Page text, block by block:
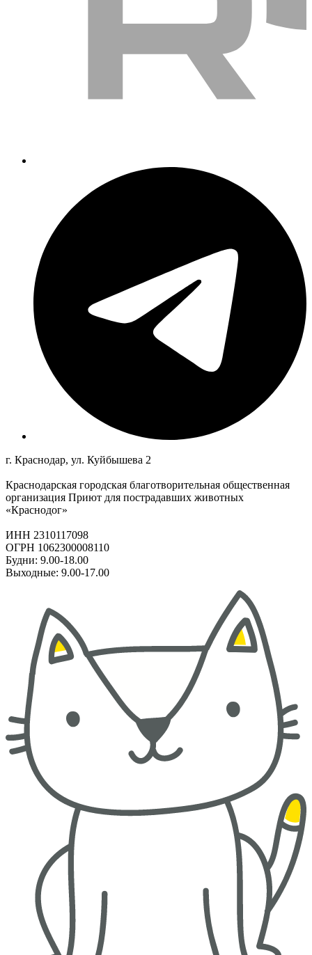
г. Краснодар, ул. Куйбышева 2
Краснодарская городская благотворительная общественная
организация Приют для пострадавших животных
«Краснодог»
ИНН 2310117098
ОГРН 1062300008110
Будни: 9.00-18.00
Выходные: 9.00-17.00